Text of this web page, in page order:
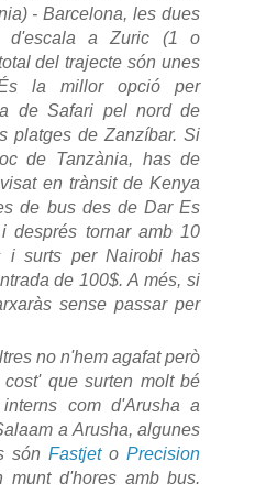
- Barcelona, les dues
d'escala a Zuric (1 o
del trajecte són unes
la millor opció per
de Safari pel nord de
platges de Zanzíbar. Si
de Tanzània, has de
en trànsit de Kenya
de bus des de Dar Es
després tornar amb 10
i surts per Nairobi has
de 100$. A més, si
sense passar per
no n'hem agafat però
que surten molt bé
com d'Arusha a
a Arusha, algunes
sónFastjetoPrecision
d'hores amb bus.